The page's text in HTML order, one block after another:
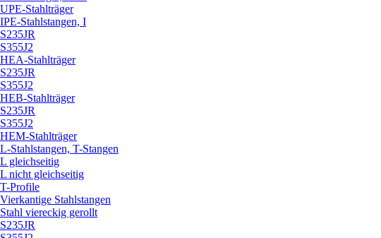
UPE-Stahlträger
IPE-Stahlstangen, I
S235JR
S355J2
HEA-Stahlträger
S235JR
S355J2
HEB-Stahlträger
S235JR
S355J2
HEM-Stahlträger
L-Stahlstangen, T-Stangen
L gleichseitig
L nicht gleichseitig
T-Profile
Vierkantige Stahlstangen
Stahl viereckig gerollt
S235JR